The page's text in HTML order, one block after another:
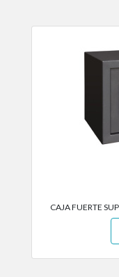
CAJA FUERTE